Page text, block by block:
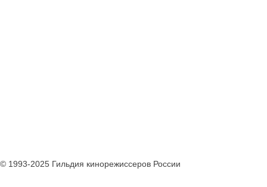
© 1993-2025 Гильдия кинорежиссеров России